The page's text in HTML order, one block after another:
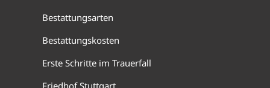
Bestattungsarten
Bestattungskosten
Erste Schritte im Trauerfall
Friedhof Stuttgart